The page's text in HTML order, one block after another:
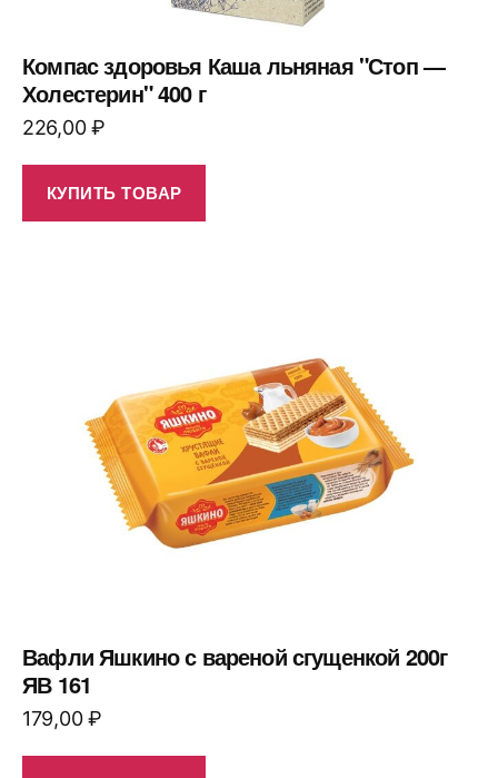
Компас здоровья Каша льняная "Стоп —
Холестерин" 400 г
226,00₽
КУПИТЬ ТОВАР
Вафли Яшкино с вареной сгущенкой 200г
ЯВ 161
179,00₽